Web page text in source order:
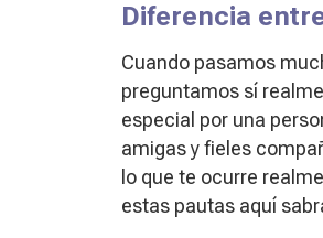
Diferencia
Cuando pasamos
preguntamos sí
especial por una
amigas y fieles
lo que te ocurre
estas pautas aquí